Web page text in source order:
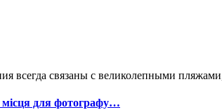
всегда связаны с великолепными
для фотографу…